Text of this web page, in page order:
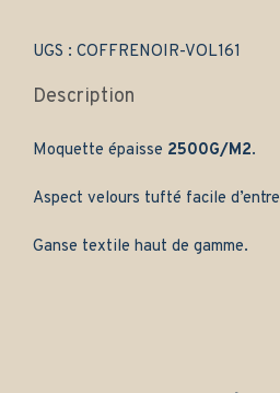
UGS : COFFRENOIR-VOL161
Description
Moquette épaisse 2500G/M2.
Aspect velours tufté facile
Ganse textile haut de gamme.